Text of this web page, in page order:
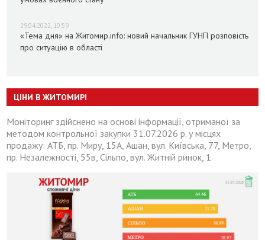
29.04.2022, 10:59
«Тема дня» на Житомир.info: новий начальник ГУНП розповість
про ситуацію в області
ЦІНИ В ЖИТОМИРІ
Моніторинг здійснено на основі інформації, отриманої за
методом контрольної закупки 31.07.2026 р. у місцях
продажу: АТБ, пр. Миру, 15А, Ашан, вул. Київська, 77, Метро,
пр. Незалежності, 55в, Сільпо, вул. Житній ринок, 1